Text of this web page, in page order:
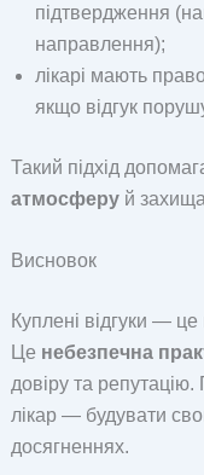
підтвердження
направлення);
лікарі мають
якщо відгук
Такий підхід
атмосферуй
Висновок
Куплені відгуки —
Це небезпечна
довіру та
лікар — будувати
досягненнях.